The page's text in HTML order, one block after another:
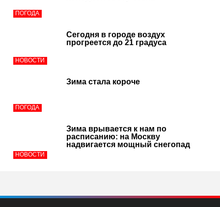
ПОГОДА
НОВОСТИ
Сегодня в городе воздух
прогреется до 21 градуса
ПОГОДА
Зима стала короче
НОВОСТИ
Зима врывается к нам по
расписанию: на Москву
надвигается мощный снегопад